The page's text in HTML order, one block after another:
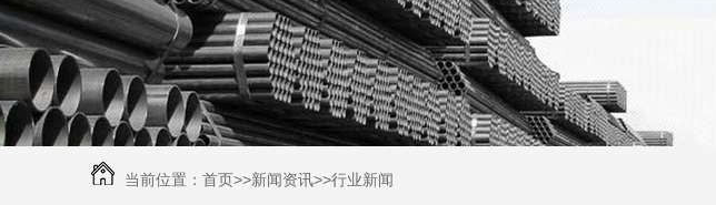
当前位置： 首页>>新闻资讯>>行业新闻